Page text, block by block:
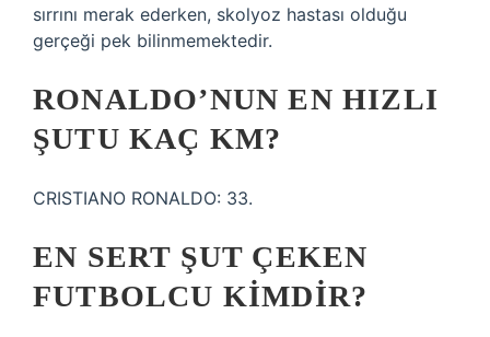
sırrını merak ederken, skolyoz hastası olduğu
gerçeği pek bilinmemektedir.
RONALDO’NUN EN HIZLI
ŞUTU KAÇ KM?
CRISTIANO RONALDO: 33.
EN SERT ŞUT ÇEKEN
FUTBOLCU KIMDIR?